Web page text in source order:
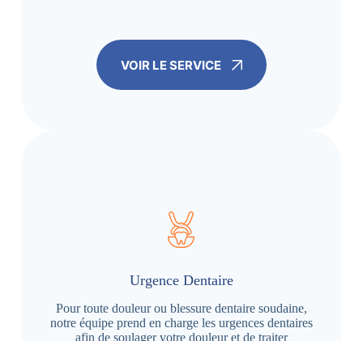
VOIR LE SERVICE
Urgence Dentaire
Pour toute douleur ou blessure dentaire soudaine,
notre équipe prend en charge les urgences dentaires
afin de soulager votre douleur et de traiter